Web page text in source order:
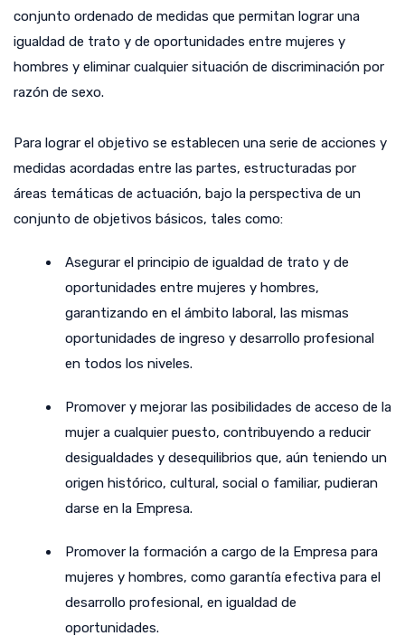
conjunto ordenado de medidas que permitan lograr una
igualdad de trato y de oportunidades entre mujeres y
hombres y eliminar cualquier situación de discriminación por
razón de sexo.
Para lograr el objetivo se establecen una serie de acciones y
medidas acordadas entre las partes, estructuradas por
áreas temáticas de actuación, bajo la perspectiva de un
conjunto de objetivos básicos, tales como:
Asegurar el principio de igualdad de trato y de
oportunidades entre mujeres y hombres,
garantizando en el ámbito laboral, las mismas
oportunidades de ingreso y desarrollo profesional
en todos los niveles.
Promover y mejorar las posibilidades de acceso de la
mujer a cualquier puesto, contribuyendo a reducir
desigualdades y desequilibrios que, aún teniendo un
origen histórico, cultural, social o familiar, pudieran
darse en la Empresa.
Promover la formación a cargo de la Empresa para
mujeres y hombres, como garantía efectiva para el
desarrollo profesional, en igualdad de
oportunidades.